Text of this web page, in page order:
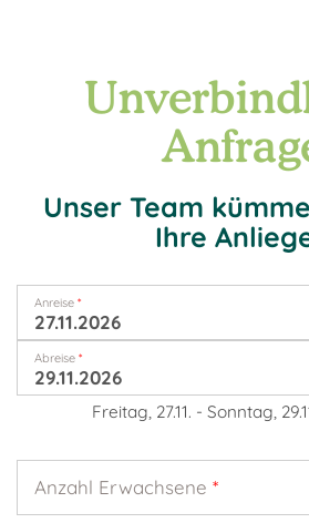
Unser Team
Ihre
Anreise *
Abreise *
Freitag, 27.11. - Sonntag,
Anzahl Erwachsene *